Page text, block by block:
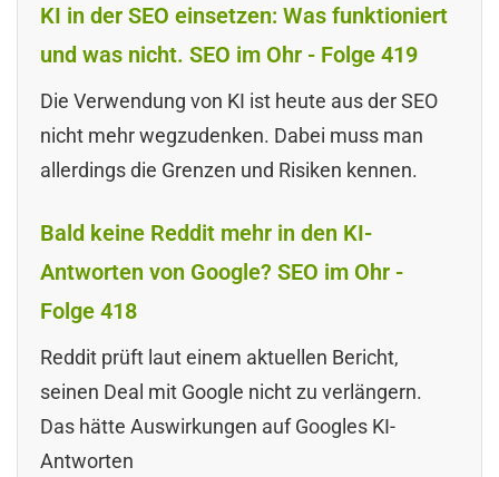
KI in der SEO einsetzen: Was funktioniert
und was nicht. SEO im Ohr - Folge 419
Die Verwendung von KI ist heute aus der SEO
nicht mehr wegzudenken. Dabei muss man
allerdings die Grenzen und Risiken kennen.
Bald keine Reddit mehr in den KI-
Antworten von Google? SEO im Ohr -
Folge 418
Reddit prüft laut einem aktuellen Bericht,
seinen Deal mit Google nicht zu verlängern.
Das hätte Auswirkungen auf Googles KI-
Antworten